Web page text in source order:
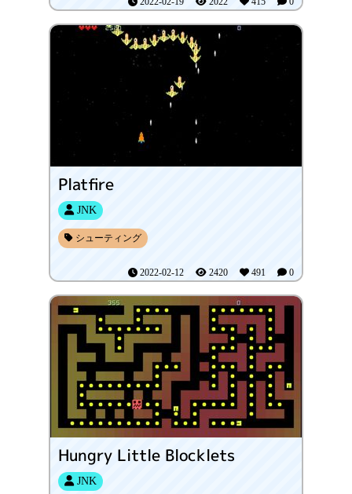
Platfire
JNK
シューティング
2022-02-12 2420 491 0
Hungry Little Blocklets
JNK